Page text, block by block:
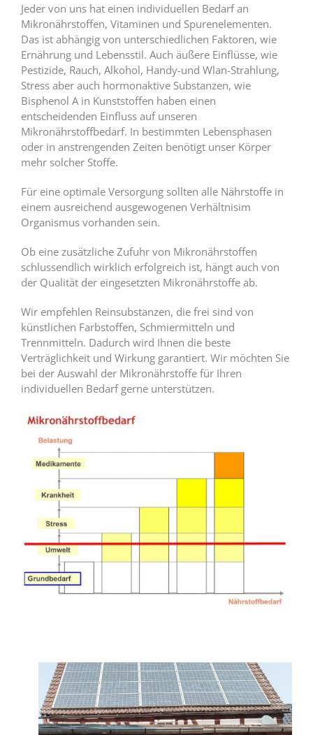
Jeder von uns hat einen individuellen Bedarf an
Mikronährstoffen, Vitaminen und Spurenelementen.
Das ist abhängig von unterschiedlichen Faktoren, wie
Ernährung und Lebensstil. Auch äußere Einflüsse, wie
Pestizide, Rauch, Alkohol, Handy-und Wlan-Strahlung,
Stress aber auch hormonaktive Substanzen, wie
Bisphenol A in Kunststoffen haben einen
entscheidenden Einfluss auf unseren
Mikronährstoffbedarf. In bestimmten Lebensphasen
oder in anstrengenden Zeiten benötigt unser Körper
mehr solcher Stoffe.
Für eine optimale Versorgung sollten alle Nährstoffe in
einem ausreichend ausgewogenen Verhältnisim
Organismus vorhanden sein.
Ob eine zusätzliche Zufuhr von Mikronährstoffen
schlussendlich wirklich erfolgreich ist, hängt auch von
der Qualität der eingesetzten Mikronährstoffe ab.
Wir empfehlen Reinsubstanzen, die frei sind von
künstlichen Farbstoffen, Schmiermitteln und
Trennmitteln. Dadurch wird Ihnen die beste
Verträglichkeit und Wirkung garantiert. Wir möchten Sie
bei der Auswahl der Mikronährstoffe für Ihren
individuellen Bedarf gerne unterstützen.